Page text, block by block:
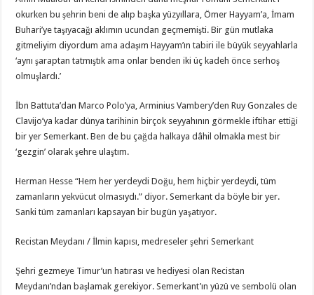
okurken bu şehrin beni de alıp başka yüzyıllara, Ömer Hayyam’a, İmam
Buhari’ye taşıyacağı aklımın ucundan geçmemişti. Bir gün mutlaka
gitmeliyim diyordum ama adaşım Hayyam’ın tabiri ile büyük seyyahlarla
‘aynı şaraptan tatmıştık ama onlar benden iki üç kadeh önce serhoş
olmuşlardı.’
İbn Battuta’dan Marco Polo’ya, Arminius Vambery’den Ruy Gonzales de
Clavijo’ya kadar dünya tarihinin birçok seyyahının görmekle iftihar ettiği
bir yer Semerkant. Ben de bu çağda halkaya dâhil olmakla mest bir
‘gezgin’ olarak şehre ulaştım.
Herman Hesse “Hem her yerdeydi Doğu, hem hiçbir yerdeydi, tüm
zamanların yekvücut olmasıydı.” diyor. Semerkant da böyle bir yer.
Sanki tüm zamanları kapsayan bir bugün yaşatıyor.
Recistan Meydanı / İlmin kapısı, medreseler şehri Semerkant
Şehri gezmeye Timur’un hatırası ve hediyesi olan Recistan
Meydanı’ndan başlamak gerekiyor. Semerkant’ın yüzü ve sembolü olan